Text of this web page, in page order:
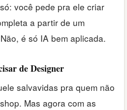
você pede pra ele criar
a partir de um
é só IA bem aplicada.
de Designer
salvavidas pra quem não
Mas agora com as